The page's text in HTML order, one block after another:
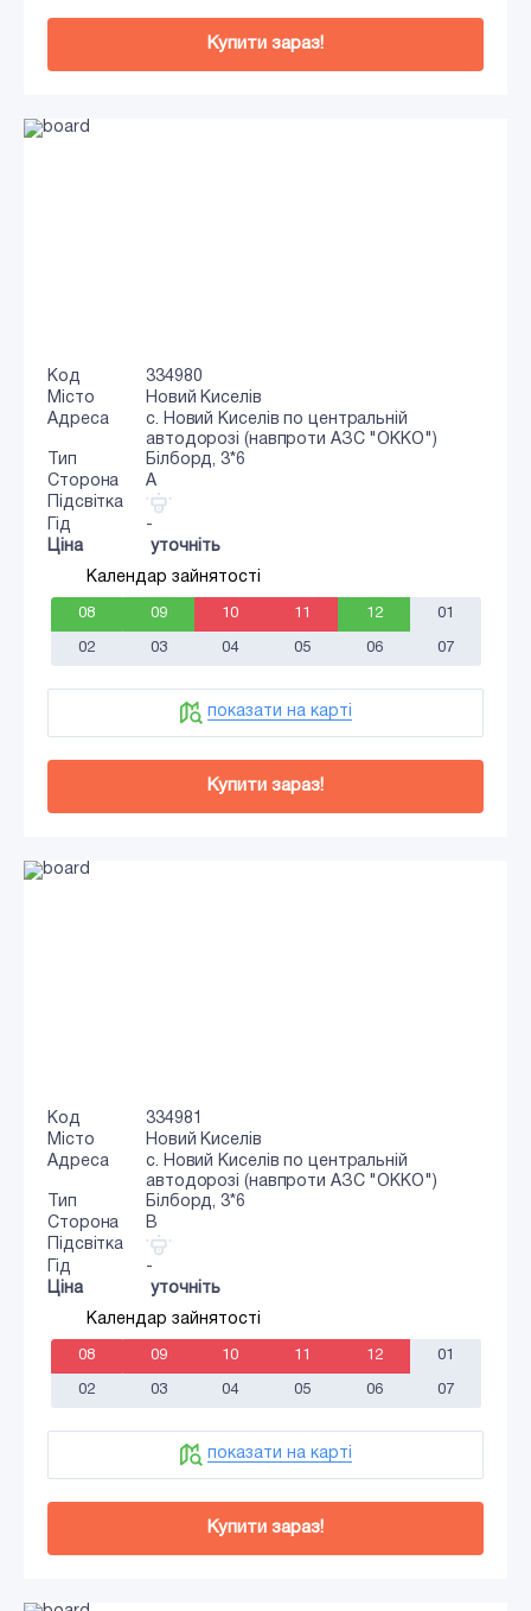
Купити зараз!
Код
334980
Місто
Новий Киселів
Адреса
с. Новий Киселів по центральній
автодорозі (навпроти АЗС "ОККО")
Тип
Білборд, 3*6
Сторона
A
Підсвітка
Гід
-
Ціна
уточніть
Календар зайнятості
08 09 10 11 12 01
02 03 04 05 06 07
показати на карті
Купити зараз!
Код
334981
Місто
Новий Киселів
Адреса
с. Новий Киселів по центральній
автодорозі (навпроти АЗС "ОККО")
Тип
Білборд, 3*6
Сторона
B
Підсвітка
Гід
-
Ціна
уточніть
Календар зайнятості
08 09 10 11 12 01
02 03 04 05 06 07
показати на карті
Купити зараз!